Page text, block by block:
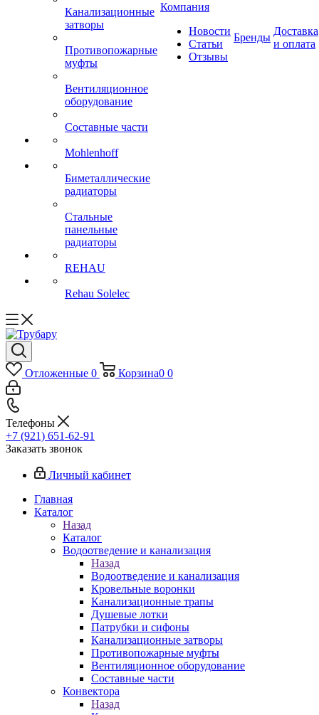
Канализационные
затворы
Противопожарные
муфты
Вентиляционное
оборудование
Составные части
Mohlenhoff
Биметаллические
радиаторы
Стальные
панельные
радиаторы
REHAU
Rehau Solelec
Компания
Новости
Статьи
Отзывы
Бренды
Доставка
и оплата
Отложенные 0 Корзина0 0
Телефоны
+7 (921) 651-62-91
Заказать звонок
Личный кабинет
Главная
Каталог
Назад
Каталог
Водоотведение и канализация
Назад
Водоотведение и канализация
Кровельные воронки
Канализационные трапы
Душевые лотки
Патрубки и сифоны
Канализационные затворы
Противопожарные муфты
Вентиляционное оборудование
Составные части
Конвектора
Назад